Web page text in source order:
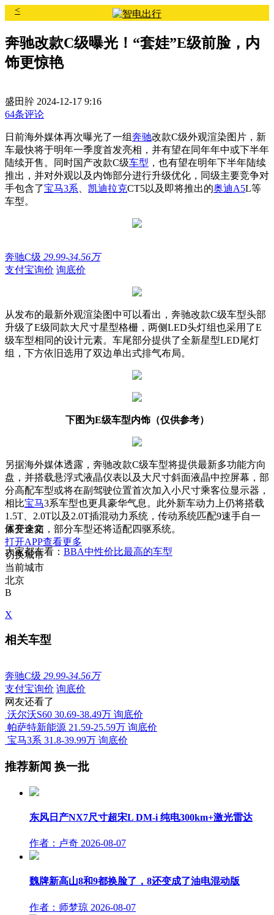
<
奔驰改款C级曝光！“套娃”E级前脸，内
饰更惊艳
盛田肸 2024-12-17 9:16
64条评论
日前海外媒体再次曝光了一组奔驰改款C级外观渲染图片，新
车最快将于明年一季度首发亮相，并有望在同年年中或下半年
陆续开售。同时国产改款C级车型 ，也有望在明年下半年陆续
推出，并对外观以及内饰部分进行升级优化，同级主要竞争对
手包含了宝马3系 凯迪拉克CT5以及即将推出的奥迪A5L等
车型。
奔驰C级 29.99-34.56万
支付宝询价 询底价
从发布的最新外观渲染图中可以看出，奔驰改款C级车型头部
升级了E级同款大尺寸星型格栅，两侧LED头灯组也采用了E
级车型相同的设计元素。车尾部分提供了全新星型LED尾灯
组，下方依旧选用了双边单出式排气布局。
下图为E级车型内饰（仅供参考）
另据海外媒体透露，奔驰改款C级车型将提供最新多功能方向
盘，并搭载悬浮式液晶仪表以及大尺寸斜面液晶中控屏幕，部
分高配车型或将在副驾驶位置首次加入小尺寸乘客位显示器，
相比宝马3系车型也更具豪华气息。此外新车动力上仍将搭载
1.5T、2.0T以及2.0T插混动力系统，传动系统匹配9速手自一
体变速箱，部分车型还将适配四驱系统。
大家都在看： BBA中性价比最高的车型
展开全文
打开APP查看更多
切换城市
当前城市
北京
B
X
相关车型
奔驰C级 29.99-34.56万
支付宝询价 询底价
网友还看了
沃尔沃S60 30.69-38.49万 询底价
帕萨特新能源 21.59-25.59万 询底价
宝马3系 31.8-39.99万 询底价
推荐新闻 换一批
东风日产NX7尺寸超宋L DM-i 纯电300km+激光雷达
作者：卢奇 2026-08-07
魏牌新高山8和9都换脸了，8还变成了油电混动版
作者：师梦琼 2026-08-07